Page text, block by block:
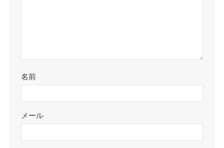
名前
メール